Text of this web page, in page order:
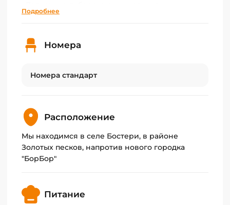
незамерзающего озера Иссык-Куль!
Мы расположены в селе Бостери, рядом с
в 43 км от аэропорта Тамчи и в 285 км от
почувствуете домашний уют, тепло и энергию
отдыха на Иссык-Куле.
Отель идеально подходит не только для
семейного отдыха, но и для проведения
праздников.
Подробнее
Номера
Номера стандарт
Расположение
Мы находимся в селе Бостери, в районе
Золотых песков, напротив нового городка
"БорБор"
Питание